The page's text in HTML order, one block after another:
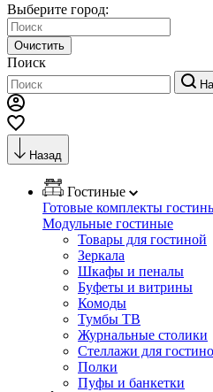
Выберите город:
Очистить
Поиск
Назад
Гостиные
Готовые комплекты
Модульные гостиные
Товары для гостиной
Зеркала
Шкафы и пеналы
Буфеты и витрины
Комоды
Тумбы ТВ
Журнальные столики
Стеллажи для
Полки
Пуфы и банкетки